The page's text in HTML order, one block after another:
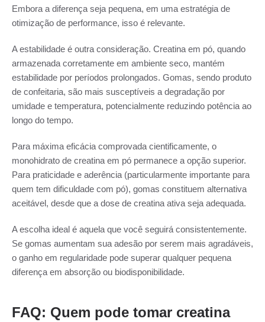
Embora a diferença seja pequena, em uma estratégia de
otimização de performance, isso é relevante.
A estabilidade é outra consideração. Creatina em pó, quando
armazenada corretamente em ambiente seco, mantém
estabilidade por períodos prolongados. Gomas, sendo produto
de confeitaria, são mais susceptíveis a degradação por
umidade e temperatura, potencialmente reduzindo potência ao
longo do tempo.
Para máxima eficácia comprovada cientificamente, o
monohidrato de creatina em pó permanece a opção superior.
Para praticidade e aderência (particularmente importante para
quem tem dificuldade com pó), gomas constituem alternativa
aceitável, desde que a dose de creatina ativa seja adequada.
A escolha ideal é aquela que você seguirá consistentemente.
Se gomas aumentam sua adesão por serem mais agradáveis,
o ganho em regularidade pode superar qualquer pequena
diferença em absorção ou biodisponibilidade.
FAQ: Quem pode tomar creatina